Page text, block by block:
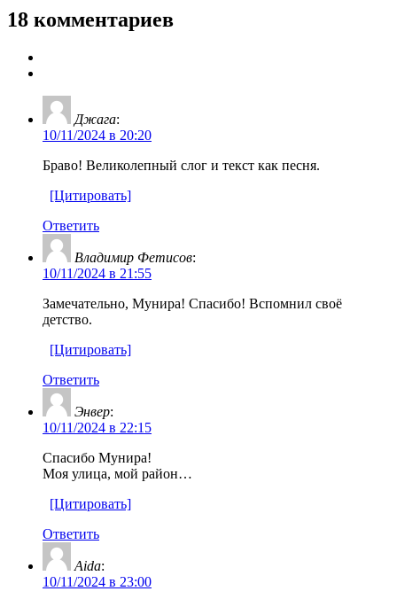
18 комментариев
Джага:
10/11/2024 в 20:20
Браво! Великолепный слог и текст как песня.
[Цитировать]
Ответить
Владимир Фетисов:
10/11/2024 в 21:55
Замечательно, Мунира! Спасибо! Вспомнил своё
детство.
[Цитировать]
Ответить
Энвер:
10/11/2024 в 22:15
Спасибо Мунира!
Моя улица, мой район…
[Цитировать]
Ответить
Aida:
10/11/2024 в 23:00